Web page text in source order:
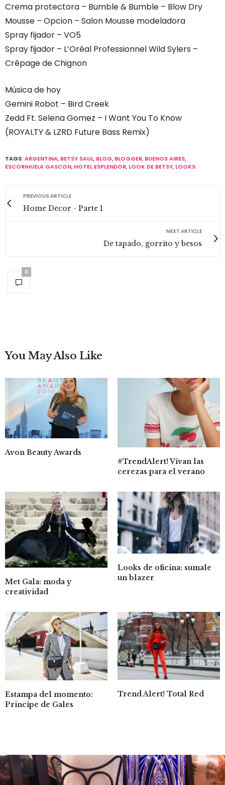
Crema protectora – Bumble & Bumble – Blow Dry
Mousse – Opcion – Salon Mousse modeladora
Spray fijador – VO5
Spray fijador – L’Oréal Professionnel Wild Sylers –
Crêpage de Chignon
Música de hoy
Gemini Robot – Bird Creek
Zedd Ft. Selena Gomez – I Want You To Know
(ROYALTY & LZRD Future Bass Remix)
TAGS:ARGENTINA, BETSY SAUL, BLOG, BLOGGER, BUENOS AIRES,
ESCORIHUELA GASCON, HOTEL ESPLENDOR, LOOK DE BETSY, LOOKS
PREVIOUS ARTICLE
Home Decor - Parte 1
NEXT ARTICLE
De tapado, gorrito y besos
0
You May Also Like
Avon Beauty Awards
#TrendAlert! Vivan las
cerezas para el verano
Met Gala: moda y
creatividad
Looks de oficina: sumale
un blazer
Estampa del momento:
Principe de Gales
Trend Alert! Total Red